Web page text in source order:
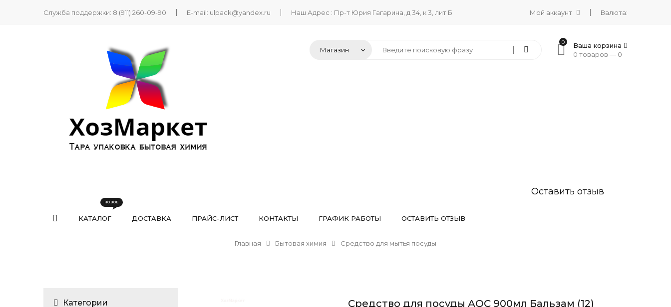
Служба поддержки: 8 (911) 260-09-90 E-mail: ulpack@yandex.ru Наш Адрес : Пр-т Юрия Гагарина, д 34, к 3, лит Б Мой аккаунт Валюта:
0
Ваша корзина
0 товаров — 0
Оставить отзыв
КАТАЛОГ ДОСТАВКА ПРАЙС-ЛИСТ КОНТАКТЫ ГРАФИК РАБОТЫ ОСТАВИТЬ ОТЗЫВ
Главная Бытовая химия Средство для мытья посуды
Средство для посуды АОС 900мл Бальзам (12)
Категории